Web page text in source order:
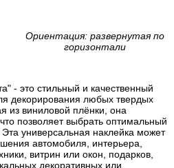
Ориентация: развернутая по
горизонтали
- это стильный и качественный
декорирования любых твердых
из виниловой плёнки, она
позволяет выбрать оптимальный
универсальная наклейка может
автомобиля, интерьера,
витрин или окон, подарков,
декоративных или